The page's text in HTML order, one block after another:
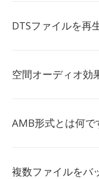
DTSファイルを再
空間オーディオ効
AMB形式とは何で
複数ファイルをバ